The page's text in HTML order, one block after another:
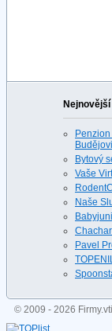
Bytový
Vaše
Naše
Pavel
© 2009 - 2026